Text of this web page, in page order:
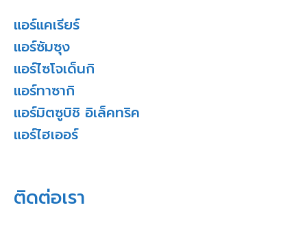
แอร์แคเรียร์
แอร์ซัมซุง
แอร์ไซโจเด็นกิ
แอร์ทาซากิ
แอร์มิตซูบิชิ อิเล็คทริค
แอร์ไฮเออร์
ติดต่อเรา